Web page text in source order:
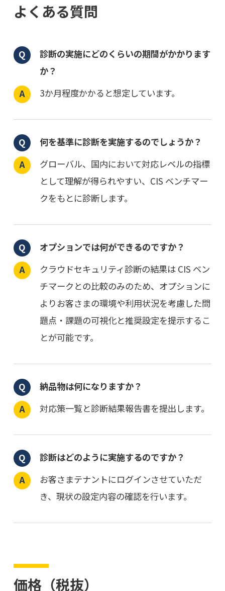
よくある質問
診断の実施にどのくらいの期間がかかります
か？
3か月程度かかると想定しています。
何を基準に診断を実施するのでしょうか？
グローバル、国内において対応レベルの指標
として理解が得られやすい、CIS ベンチマー
クをもとに診断します。
オプションでは何ができるのですか？
クラウドセキュリティ診断の結果は CIS ベン
チマークとの比較のみのため、オプションに
よりお客さまの環境や利用状況を考慮した問
題点・課題の可視化と推奨設定を提示するこ
とが可能です。
納品物は何になりますか？
対応策一覧と診断結果報告書を提出します。
診断はどのように実施するのですか？
お客さまテナントにログインさせていただ
き、現状の設定内容の確認を行います。
価格（税抜）